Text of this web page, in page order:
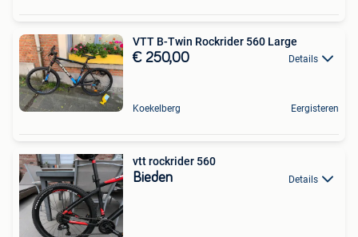
VTT B-Twin Rockrider 560 Large
€ 250,00 Details
Koekelberg Eergisteren
vtt rockrider 560
Bieden Details